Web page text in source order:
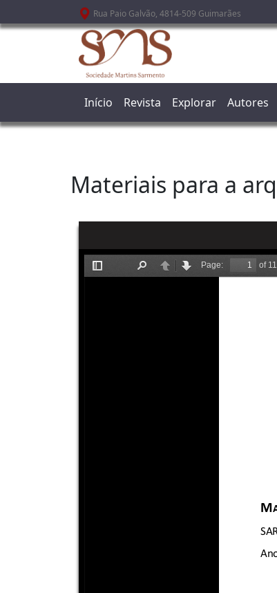
Passar para o conteúdo principal
Rua Paio Galvão, 4814-509 Guimarães
Início Revista Explorar Autores
Materiais para a